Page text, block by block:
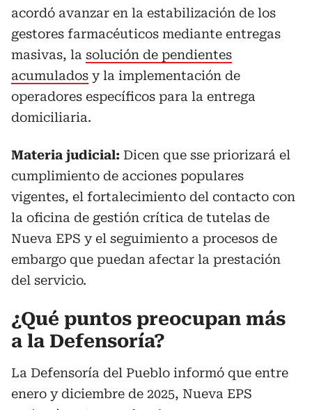
acordó avanzar en la estabilización de los
gestores farmacéuticos mediante entregas
masivas, la solución de pendientes
acumulados y la implementación de
operadores específicos para la entrega
domiciliaria.
Materia judicial: Dicen que sse priorizará el
cumplimiento de acciones populares
vigentes, el fortalecimiento del contacto con
la oficina de gestión crítica de tutelas de
Nueva EPS y el seguimiento a procesos de
embargo que puedan afectar la prestación
del servicio.
¿Qué puntos preocupan más
a la Defensoría?
La Defensoría del Pueblo informó que entre
enero y diciembre de 2025, Nueva EPS